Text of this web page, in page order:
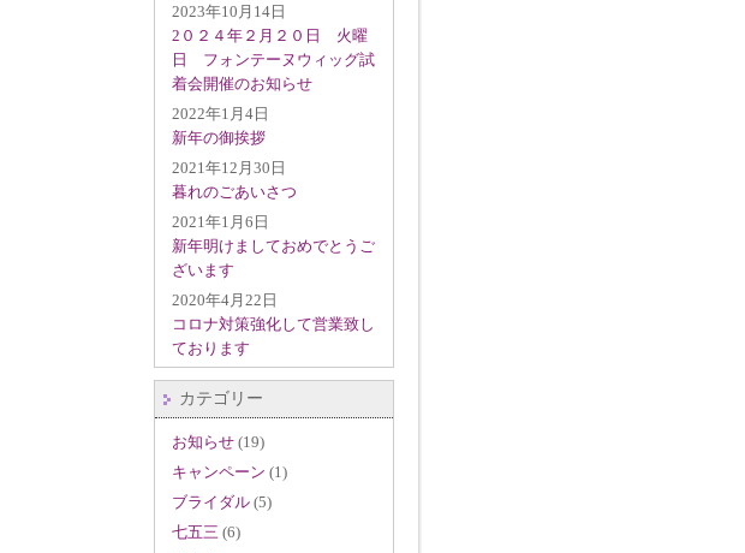
2023年10月14日
2０２４年２月２０日 火曜
日 フォンテーヌウィッグ試
着会開催のお知らせ
2022年1月4日
新年の御挨拶
2021年12月30日
暮れのごあいさつ
2021年1月6日
新年明けましておめでとうご
ざいます
2020年4月22日
コロナ対策強化して営業致し
ております
カテゴリー
お知らせ (19)
キャンペーン (1)
ブライダル (5)
七五三 (6)